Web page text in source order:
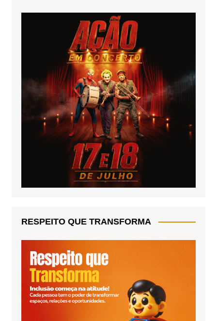
RESPEITO QUE TRANSFORMA